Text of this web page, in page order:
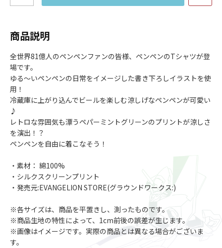
商品説明
全世界81億人のペンペンファンの皆様、ペンペンのTシャツが登
場です。
ゆる～いペンペンの日常をイメージした書き下ろしイラストを使
用！
冷蔵庫に上がり込んでビールを楽しむ涼しげなペンペンが可愛い
♪
レトロな雰囲気も漂うペパーミントグリーンのプリントが涼しさ
を演出！？
ペンペンを自由に着こなそう！
・素材： 綿100%
・シルクスクリーンプリント
・発売元:EVANGELION STORE(グラウンドワークス:)
※各サイズは、商品を平置きし、測ったものです。
※商品生地の特性によって、1cm前後の誤差が生じます。
※画像はイメージです。実際の商品とは異なる場合がございま
す。